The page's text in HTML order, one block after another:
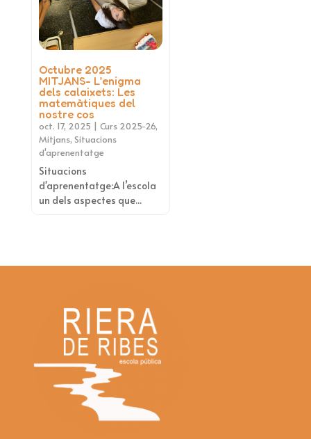
Octubre 2025
MITJANS- L’enigma
dels calaixets: Les
matemàtiques del
nostre cos
oct. 17, 2025 | Curs 2025-26,
Mitjans, Situacions
d'aprenentatge
Situacions
d'aprenentatge:A l’escola
un dels aspectes que...